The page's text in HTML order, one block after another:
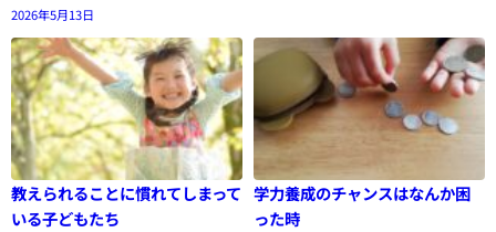
2026年5月13日
教えられることに慣れてしまって
いる子どもたち
学力養成のチャンスはなんか困
った時